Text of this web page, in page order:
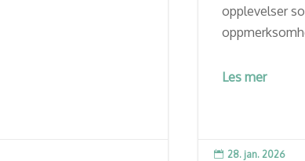
opplevelser
Les mer
 28. jan. 2026